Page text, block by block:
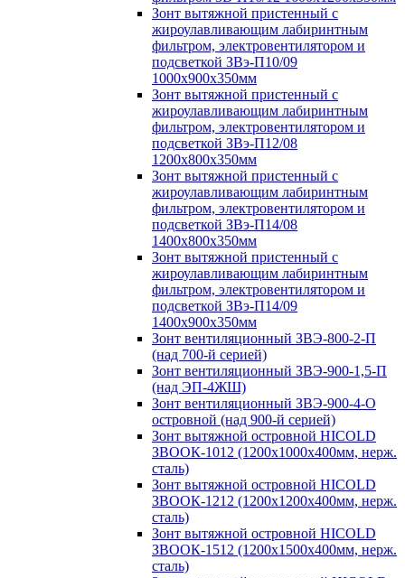
Зонт вытяжной пристенный с
жироулавливающим лабиринтным
фильтром, электровентилятором и
подсветкой ЗВэ-П10/09
1000х900х350мм
Зонт вытяжной пристенный с
жироулавливающим лабиринтным
фильтром, электровентилятором и
подсветкой ЗВэ-П12/08
1200х800х350мм
Зонт вытяжной пристенный с
жироулавливающим лабиринтным
фильтром, электровентилятором и
подсветкой ЗВэ-П14/08
1400х800х350мм
Зонт вытяжной пристенный с
жироулавливающим лабиринтным
фильтром, электровентилятором и
подсветкой ЗВэ-П14/09
1400х900х350мм
Зонт вентиляционный ЗВЭ-800-2-П
(над 700-й серией)
Зонт вентиляционный ЗВЭ-900-1,5-П
(над ЭП-4ЖШ)
Зонт вентиляционный ЗВЭ-900-4-О
островной (над 900-й серией)
Зонт вытяжной островной HICOLD
ЗВООК-1012 (1200х1000х400мм, нерж.
сталь)
Зонт вытяжной островной HICOLD
ЗВООК-1212 (1200x1200x400мм, нерж.
сталь)
Зонт вытяжной островной HICOLD
ЗВООК-1512 (1200х1500х400мм, нерж.
сталь)